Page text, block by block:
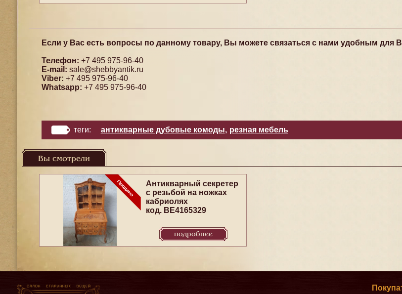
Если у Вас есть вопросы по данному товару, Вы можете связаться с нами удобным для
Телефон: +7 495 975-96-40
E-mail: sale@shebbyantik.ru
Viber: +7 495 975-96-40
Whatsapp: +7 495 975-96-40
теги: антикварные дубовые комоды, резная мебель
Вы смотрели
Антикварный секретер
с резьбой на ножках
кабриолях
код. BE4165329
подробнее